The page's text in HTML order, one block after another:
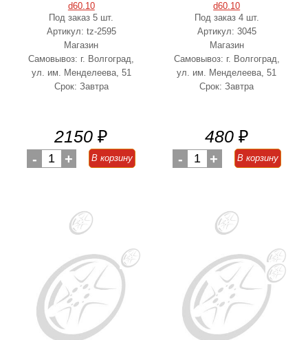
d60.10
Под заказ 5 шт.
Артикул: tz-2595
Магазин
Самовывоз: г. Волгоград,
ул. им. Менделеева, 51
Срок: Завтра
2150 ₽
- 1 + В корзину
d60.10
Под заказ 4 шт.
Артикул: 3045
Магазин
Самовывоз: г. Волгоград,
ул. им. Менделеева, 51
Срок: Завтра
480 ₽
- 1 + В корзину